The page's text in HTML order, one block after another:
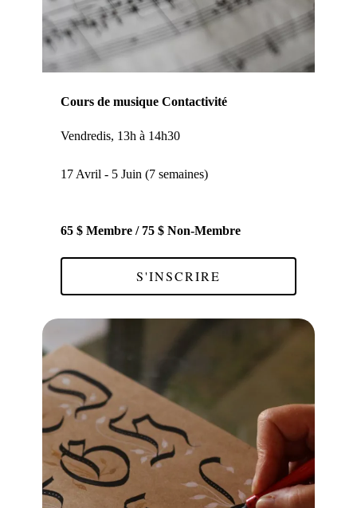
Cours de musique Contactivité
Vendredis, 13h à 14h30
17 Avril - 5 Juin (7 semaines)
65 $ Membre / 75 $ Non-Membre
S'INSCRIRE